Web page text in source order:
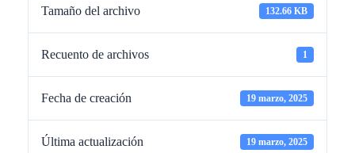
Tamaño del archivo 132.66 KB
Recuento de archivos 1
Fecha de creación 19 marzo, 2025
Última actualización 19 marzo, 2025